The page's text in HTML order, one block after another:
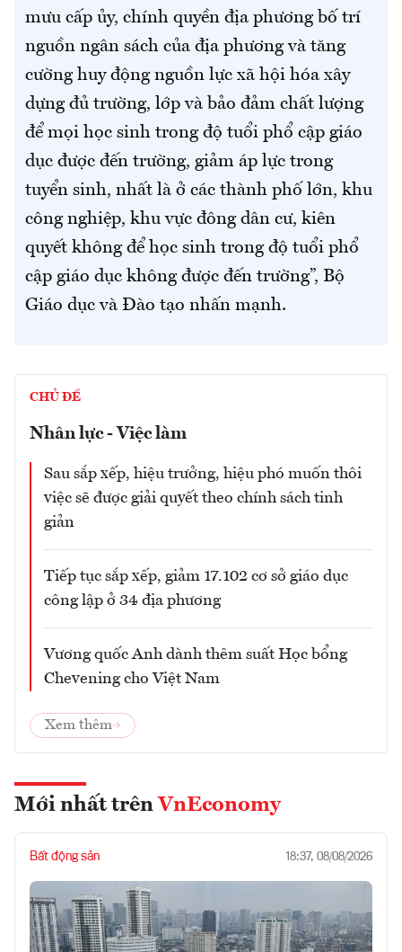
mưu cấp ủy, chính quyền địa phương bố trí
nguồn ngân sách của địa phương và tăng
cường huy động nguồn lực xã hội hóa xây
dựng đủ trường, lớp và bảo đảm chất lượng
để mọi học sinh trong độ tuổi phổ cập giáo
dục được đến trường, giảm áp lực trong
tuyển sinh, nhất là ở các thành phố lớn, khu
công nghiệp, khu vực đông dân cư, kiên
quyết không để học sinh trong độ tuổi phổ
cập giáo dục không được đến trường”, Bộ
Giáo dục và Đào tạo nhấn mạnh.
CHỦ ĐỀ
Nhân lực - Việc làm
Sau sắp xếp, hiệu trưởng, hiệu phó muốn thôi
việc sẽ được giải quyết theo chính sách tinh
giản
Tiếp tục sắp xếp, giảm 17.102 cơ sở giáo dục
công lập ở 34 địa phương
Vương quốc Anh dành thêm suất Học bổng
Chevening cho Việt Nam
Xem thêm
Mới nhất trên VnEconomy
Bất động sản 18:37, 08/08/2026